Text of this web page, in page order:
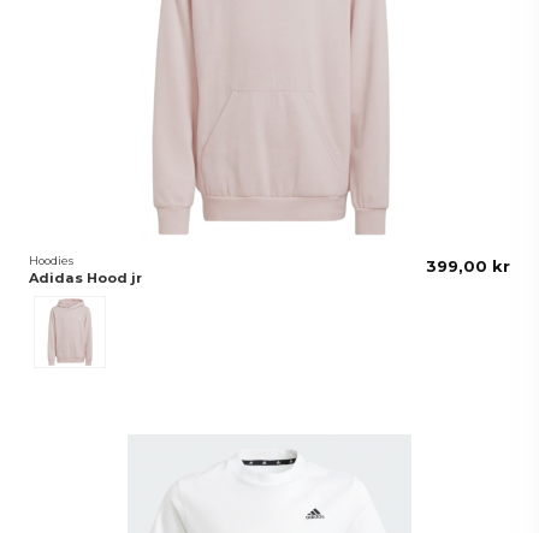
Hoodies
Adidas Hood jr
Rosa
399,00 kr